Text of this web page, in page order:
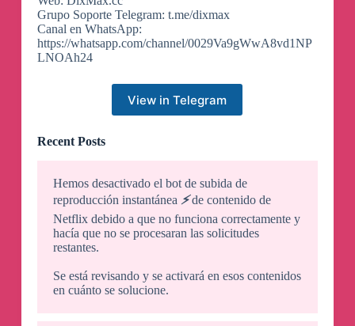
Grupo Soporte Telegram: t.me/dixmax
Canal en WhatsApp:
https://whatsapp.com/channel/0029Va9gWwA8vd1NP
LNOAh24
View in Telegram
Recent Posts
Hemos desactivado el bot de subida de
reproducción instantánea ⚡️de contenido de
Netflix debido a que no funciona correctamente y
hacía que no se procesaran las solicitudes
restantes.
Se está revisando y se activará en esos contenidos
en cuánto se solucione.